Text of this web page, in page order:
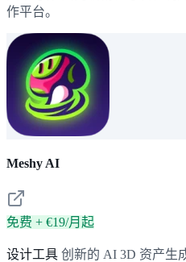
作平台。
Meshy AI
免费 + €19/月起
设计工具 创新的 AI 3D 资产生